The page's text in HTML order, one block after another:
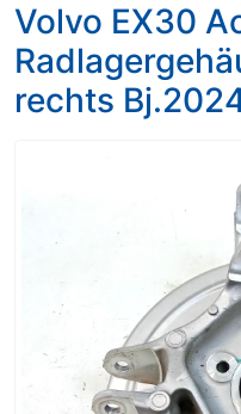
Volvo EX30
rechts